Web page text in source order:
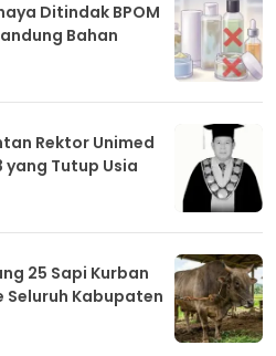
Ditindak BPOM
Bahan
Rektor Unimed
yang Tutup Usia
25 Sapi Kurban
Seluruh Kabupaten